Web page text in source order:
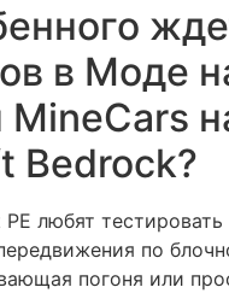
в Моде
Bedrock?
любят
по
погоня или